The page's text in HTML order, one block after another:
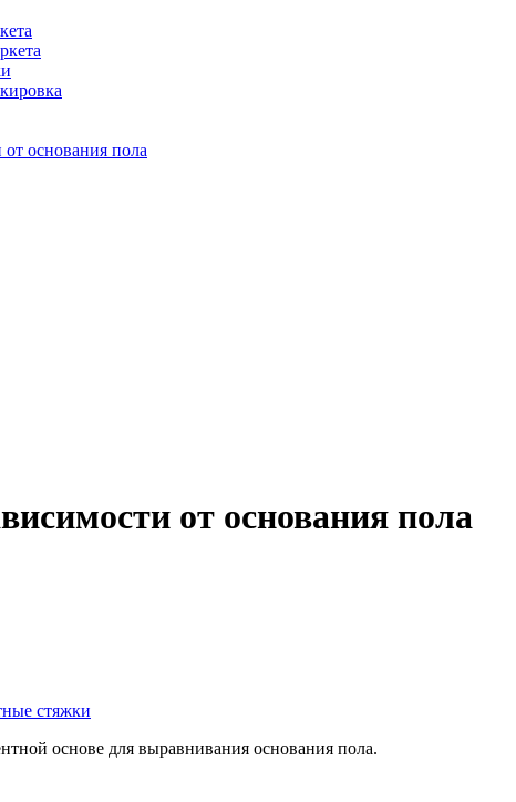
основания пола
от основания пола
стяжки
основе для выравнивания основания пола.